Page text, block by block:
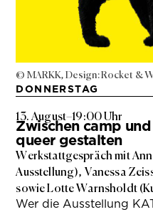
© MARKK, Design: Rocket &
DONNERSTAG
13. August–19:00 Uhr
Zwischen camp
queer gestalten
Werkstattgespräch mit
Ausstellung), Vanessa
sowie Lotte Warnsholdt
Wer die Ausstellung